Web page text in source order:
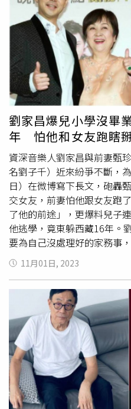
大律師是什麼來頭？不管到
我從原告變成了被
告。 5.今
另一批北京大律師來告我，
上，隨便挑一條早期我借錢
理取鬧，法官能受理嗎？6.
現失主多年前用掉一項，再
只有北京大律師，為了點律
法，趕他們滾出去。7.早期
堅信中國是法治國家，我的
證，當我是死的，讓我吃了
做點事，不能忍受少數人用
的訴訟，要讓全世界知道，
的。9.期待法官傳喚兩照，
然。10.貪得無厭的甄珍先
了，浪費司法資源。最後劉
是非善惡，堅決打到最後一
劉家昌爆兒小學沒畢
年 怕他和女友跑瞎掰
資深音樂人劉家昌與前妻甄
名劉子千）近來紛爭不斷，
日）在微博寫下長文，砲轟
交女友，前妻怕他跟女友跑
了他的前途」，更爆料兒子
他逃學，竟東躲西藏16年。
要為自己沒處理好的家務事
不賢子不孝。為了愛面子，
死。章家珍，我跟你說過，
不清你做的那些見不得人的
出人頭地。光宗耀祖。為了
忙，讓他能進香港最好的漢
邵先生捐了個圖書館，才讓
因為他常常曠課，遭學校退
緊跑到了上海，安頓下來。
日，我回上海，又不上學。
章家珍 說他感冒，就這樣從
退學了。上海待不了，只能
11月01日, 2023